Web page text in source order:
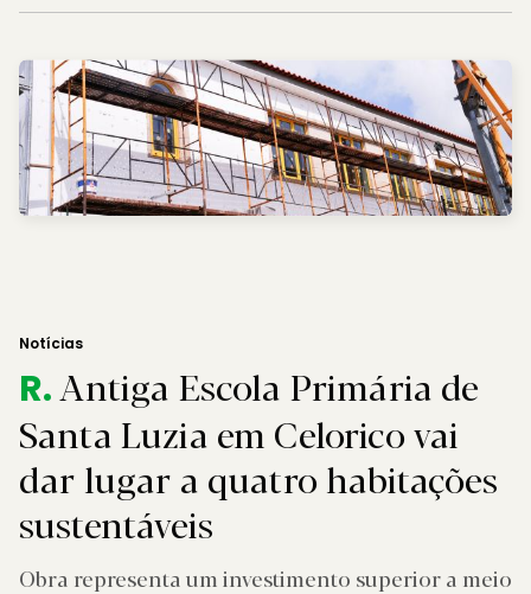
Notícias
R.Antiga Escola Primária de
Santa Luzia em Celorico vai
dar lugar a quatro habitações
sustentáveis
Obra representa um investimento superior a meio